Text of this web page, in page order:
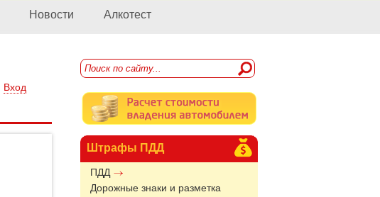
Новости Алкотест
Штрафы ПДД
ПДД
Дорожные знаки и разметка
Вход